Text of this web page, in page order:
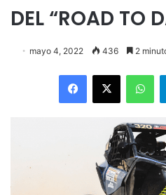
DEL “ROAD TO
mayo 4, 2022 436 2
Facebook
X